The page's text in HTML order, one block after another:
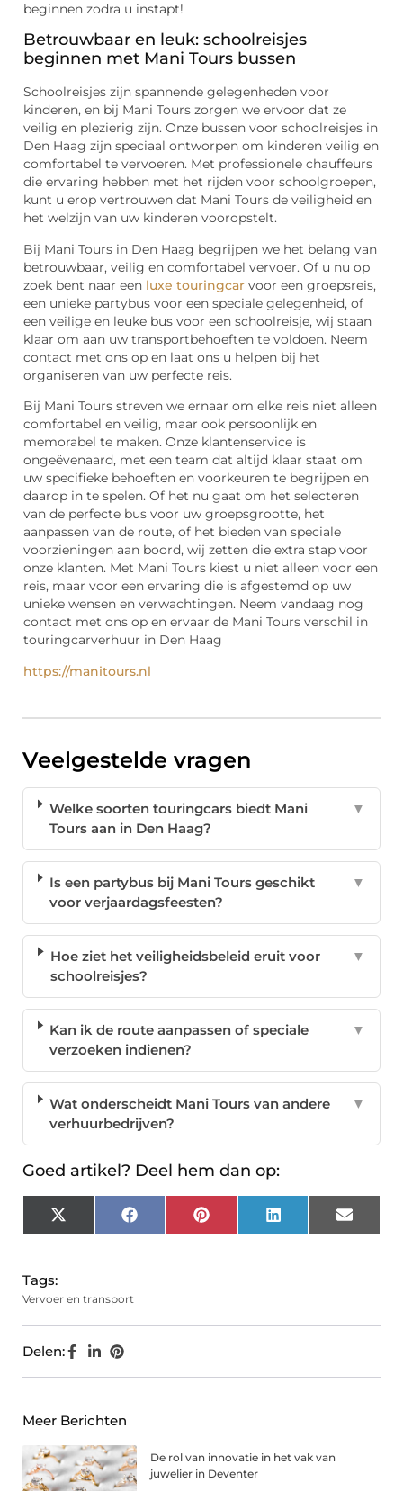
beginnen zodra u instapt!
Betrouwbaar en leuk: schoolreisjes
beginnen met Mani Tours bussen
Schoolreisjes zijn spannende gelegenheden voor
kinderen, en bij Mani Tours zorgen we ervoor dat ze
veilig en plezierig zijn. Onze bussen voor schoolreisjes in
Den Haag zijn speciaal ontworpen om kinderen veilig en
comfortabel te vervoeren. Met professionele chauffeurs
die ervaring hebben met het rijden voor schoolgroepen,
kunt u erop vertrouwen dat Mani Tours de veiligheid en
het welzijn van uw kinderen vooropstelt.
Bij Mani Tours in Den Haag begrijpen we het belang van
betrouwbaar, veilig en comfortabel vervoer. Of u nu op
zoek bent naar een luxe touringcar voor een groepsreis,
een unieke partybus voor een speciale gelegenheid, of
een veilige en leuke bus voor een schoolreisje, wij staan
klaar om aan uw transportbehoeften te voldoen. Neem
contact met ons op en laat ons u helpen bij het
organiseren van uw perfecte reis.
Bij Mani Tours streven we ernaar om elke reis niet alleen
comfortabel en veilig, maar ook persoonlijk en
memorabel te maken. Onze klantenservice is
ongeëvenaard, met een team dat altijd klaar staat om
uw specifieke behoeften en voorkeuren te begrijpen en
daarop in te spelen. Of het nu gaat om het selecteren
van de perfecte bus voor uw groepsgrootte, het
aanpassen van de route, of het bieden van speciale
voorzieningen aan boord, wij zetten die extra stap voor
onze klanten. Met Mani Tours kiest u niet alleen voor een
reis, maar voor een ervaring die is afgestemd op uw
unieke wensen en verwachtingen. Neem vandaag nog
contact met ons op en ervaar de Mani Tours verschil in
touringcarverhuur in Den Haag
https://manitours.nl
Veelgestelde vragen
Welke soorten touringcars biedt Mani
Tours aan in Den Haag?
▼
Is een partybus bij Mani Tours geschikt
voor verjaardagsfeesten?
▼
Hoe ziet het veiligheidsbeleid eruit voor
schoolreisjes?
▼
Kan ik de route aanpassen of speciale
verzoeken indienen?
▼
Wat onderscheidt Mani Tours van andere
verhuurbedrijven?
▼
Goed artikel? Deel hem dan op:
X
(Twitter)
FacebookPinterest LinkedIn Email
Tags:
Vervoer en transport
Delen:
Meer Berichten
De rol van innovatie in het vak van
juwelier in Deventer